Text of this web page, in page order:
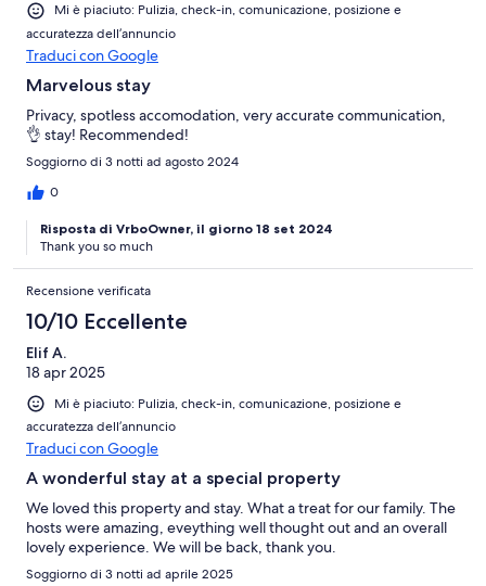
Mi è piaciuto: Pulizia, check-in, comunicazione, posizione e
accuratezza dell’annuncio
Traduci con Google
Marvelous stay
Privacy, spotless accomodation, very accurate communication,
👌 stay! Recommended!
Soggiorno di 3 notti ad agosto 2024
0
Risposta di VrboOwner, il giorno 18 set 2024
Thank you so much
Recensione verificata
10/10 Eccellente
Elif A.
18 apr 2025
Mi è piaciuto: Pulizia, check-in, comunicazione, posizione e
accuratezza dell’annuncio
Traduci con Google
A wonderful stay at a special property
We loved this property and stay. What a treat for our family. The
hosts were amazing, eveything well thought out and an overall
lovely experience. We will be back, thank you.
Soggiorno di 3 notti ad aprile 2025